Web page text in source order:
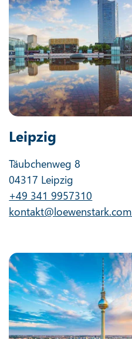
Leipzig
Täubchenweg 8
04317 Leipzig
+49 341 9957310
kontakt@loewenstark.com